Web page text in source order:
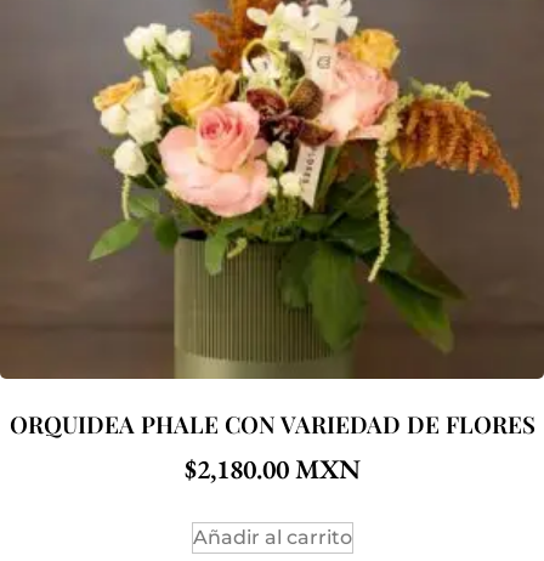
ORQUIDEA PHALE CON VARIEDAD DE FLORES
$2,180.00
Añadir al carrito